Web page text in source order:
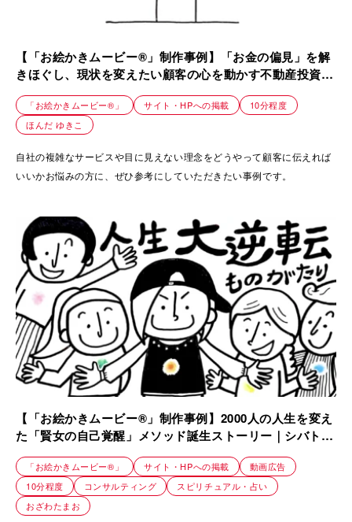
【「お絵かきムービー®」制作事例】「お金の偏見」を解
きほぐし、現状を変えたい顧客の心を動かす不動産投資会
社のイメージムービー｜株式会社Nile investment
「お絵かきムービー®」 サイト・HPへの掲載
10分程度
ほんだ ゆきこ
自社の複雑なサービスや目に見えない理念をどうやって顧客に伝えれば
いいかお悩みの方に、ぜひ参考にしていただきたい事例です。
【「お絵かきムービー®」制作事例】2000人の人生を変え
た「賢女の自己覚醒」メソッド誕生ストーリー｜シバトモ
（柴田智子）
「お絵かきムービー®」 サイト・HPへの掲載
動画広告
10分程度
コンサルティング
スピリチュアル・占い
おざわたまお